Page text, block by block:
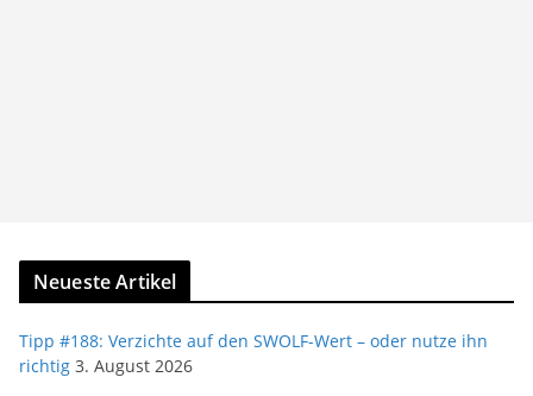
Neueste Artikel
Tipp #188: Verzichte auf den SWOLF-Wert – oder nutze ihn
richtig 3. August 2026